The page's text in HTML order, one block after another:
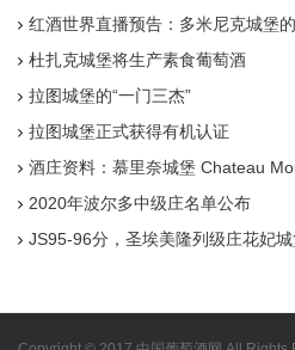
红酒世界直播预告：多米尼克城堡
杜扎克城堡将生产素食葡萄酒
拉图城堡的“一门三杰”
拉图城堡正式获得有机认证
酒庄资料：慕里奈城堡 Chateau
2020年波尔多中级庄名单公布
JS95-96分，圣埃美隆列级庄花妃